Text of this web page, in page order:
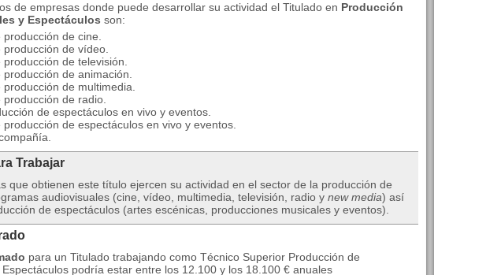
de empresas donde puede desarrollar su actividad el Titulado en Producción
y Espectáculos son:
de cine.
de vídeo.
de televisión.
de animación.
de multimedia.
de radio.
de espectáculos en vivo y eventos.
de espectáculos en vivo y eventos.
Trabajar
que obtienen este título ejercen su actividad en el sector de la producción de
audiovisuales (cine, vídeo, multimedia, televisión, radio y new media) así
de espectáculos (artes escénicas, producciones musicales y eventos).
para un Titulado trabajando como Técnico Superior Producción de
podría estar entre los 12.100 y los 18.100 € anuales